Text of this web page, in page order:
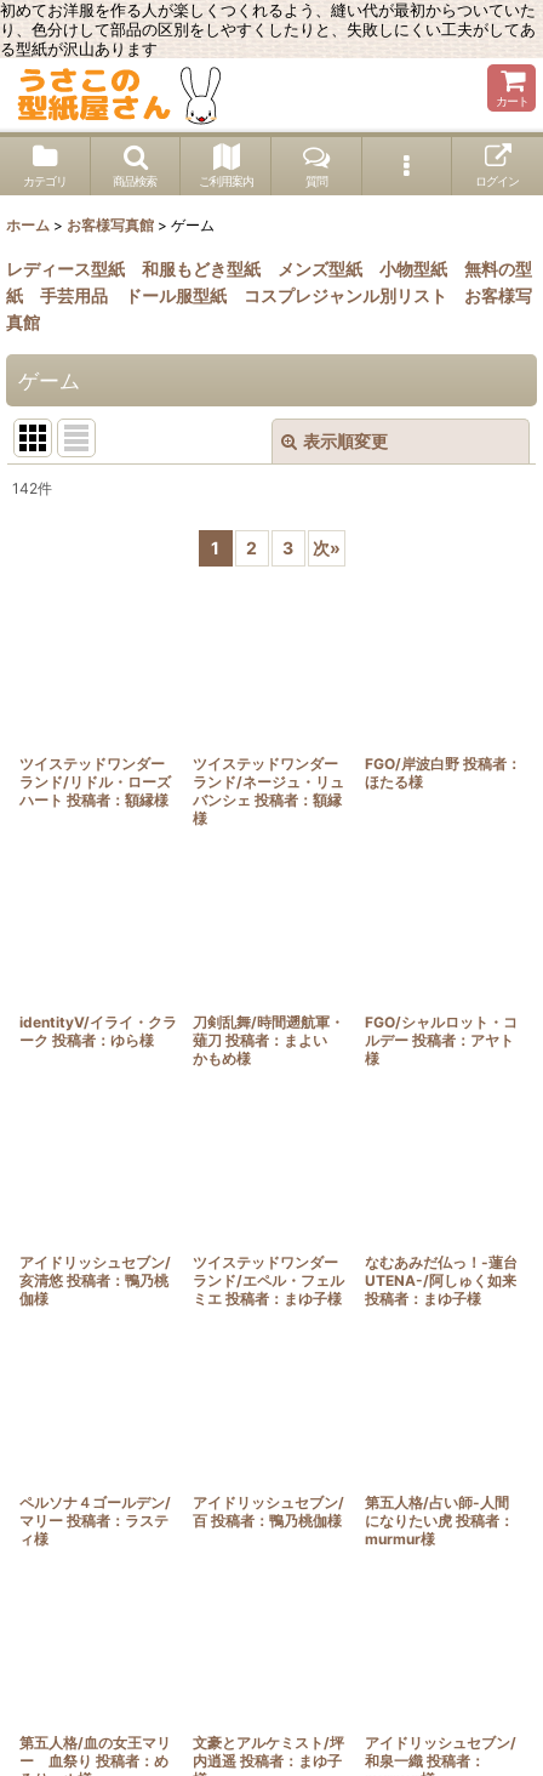
初めてお洋服を作る人が楽しくつくれるよう、縫い代が最初からついていた
り、色分けして部品の区別をしやすくしたりと、失敗しにくい工夫がしてあ
る型紙が沢山あります
カート
カテゴリ 商品検索 ご利用案内 質問 ログイン
ホーム > お客様写真館 > ゲーム
レディース型紙 和服もどき型紙 メンズ型紙 小物型紙
無料の型
紙
手芸用品 ドール服型紙 コスプレジャンル別リスト
お客様写
真館
ゲーム
表示順変更
142件
1 2 3 次»
ツイステッドワンダー
ランド/リドル・ローズ
ハート 投稿者：額縁様
ツイステッドワンダー
ランド/ネージュ・リュ
バンシェ 投稿者：額縁
様
FGO/岸波白野 投稿者：
ほたる様
identityV/イライ・クラ
ーク 投稿者：ゆら様
刀剣乱舞/時間遡航軍・
薙刀 投稿者：まよい
かもめ様
FGO/シャルロット・コ
ルデー 投稿者：アヤト
様
アイドリッシュセブン/
亥清悠 投稿者：鴨乃桃
伽様
ツイステッドワンダー
ランド/エペル・フェル
ミエ 投稿者：まゆ子様
なむあみだ仏っ！-蓮台
UTENA-/阿しゅく如来
投稿者：まゆ子様
ペルソナ４ゴールデン/
マリー 投稿者：ラステ
ィ様
アイドリッシュセブン/
百 投稿者：鴨乃桃伽様
第五人格/占い師-人間
になりたい虎 投稿者：
murmur様
第五人格/血の女王マリ
ー 血祭り 投稿者：め
文豪とアルケミスト/坪
内逍遥 投稿者：まゆ子
アイドリッシュセブン/
和泉一織 投稿者：